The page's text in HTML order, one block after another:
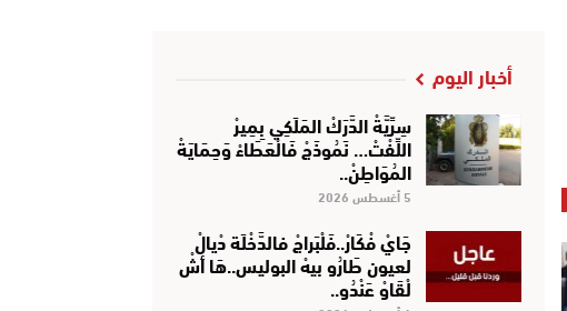
أخبار اليوم
سِرِّيَّةْ الدَّرَكْ المَلَكِي بِمِيرْ
اللِّفْتْ… نَمُوذَجْ فَالْعَطَاءْ وَحِمَايَةْ
المُوَاطِنْ..
5 أغسطس 2026
جَايْ فْكَارْ..فَلْبَراجْ فالدَّخْلَة دْيالْ
لعيون طَارُو بيهْ البوليس..هَا أشْ
لْقَاوْ عَنْدُو..